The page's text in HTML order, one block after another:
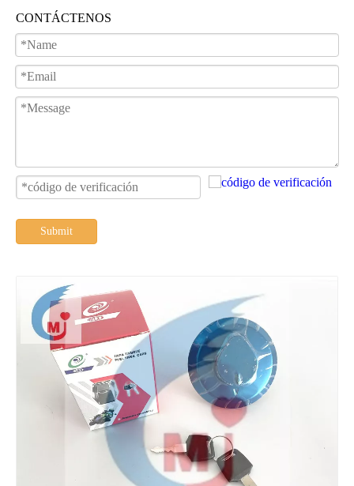
Motocicleta Repuestos Motocicleta Partes del cuerpo Cubierta lateral para Wy125
CONTÁCTENOS
Submit